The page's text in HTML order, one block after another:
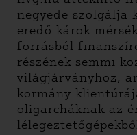
negyede szolgálja
eredő károk
forrásból
részének semmi
világjárványhoz,
kormány
oligarcháknak az